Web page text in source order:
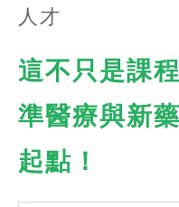
人才
這不只是課
準醫療與新
起點！